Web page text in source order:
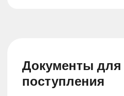
Документы для
поступления